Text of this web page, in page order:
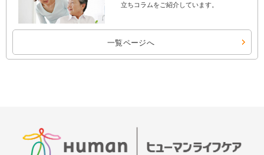
立ちコラムをご紹介しています。
一覧ページへ